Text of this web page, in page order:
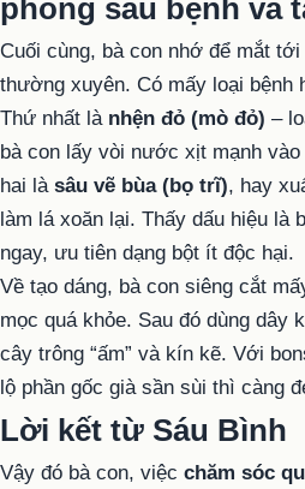
phòng sâu bệnh và
Cuối cùng, bà con nhớ để mắt
thường xuyên. Có mấy loại bệnh
Thứ nhất là nhện đỏ (mò đỏ) –
bà con lấy vòi nước xịt mạnh
hai là sâu vẽ bùa (bọ trĩ), hay
làm lá xoăn lại. Thấy dấu hiệu là
ngay, ưu tiên dạng bột ít độc hại.
Về tạo dáng, bà con siêng cắt
mọc quá khỏe. Sau đó dùng dây
cây trông “ấm” và kín kẽ. Với
lộ phần gốc già sần sùi thì càng
Lời kết từ Sáu Bình
Vậy đó bà con, việc chăm sóc